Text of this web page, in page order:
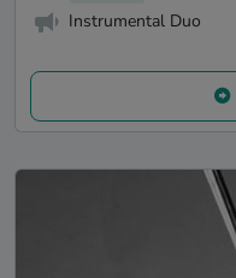
Instrumental Duo